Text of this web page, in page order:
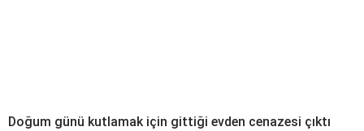
Doğum günü kutlamak için gittiği evden cenazesi çıktı